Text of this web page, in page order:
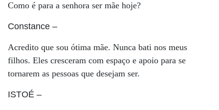
Como é para a senhora ser mãe hoje?
Constance –
Acredito que sou ótima mãe. Nunca bati nos meus
filhos. Eles cresceram com espaço e apoio para se
tornarem as pessoas que desejam ser.
ISTOÉ –